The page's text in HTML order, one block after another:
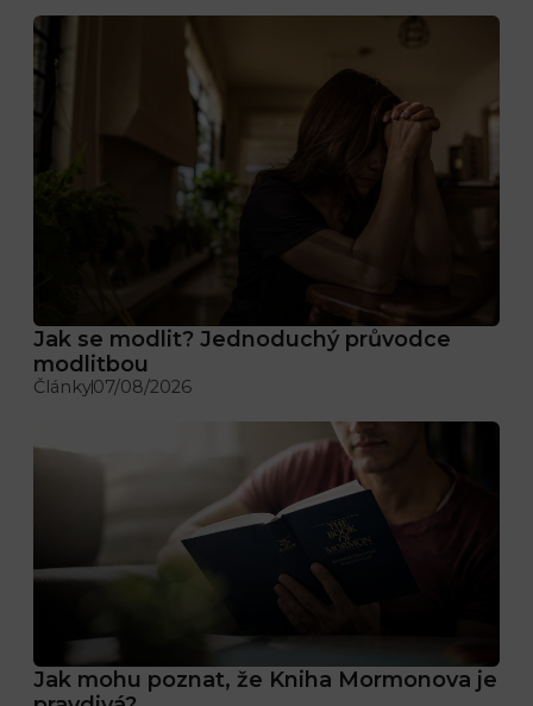
Jak se modlit? Jednoduchý průvodce
modlitbou
Články07/08/2026
Jak mohu poznat, že Kniha Mormonova je